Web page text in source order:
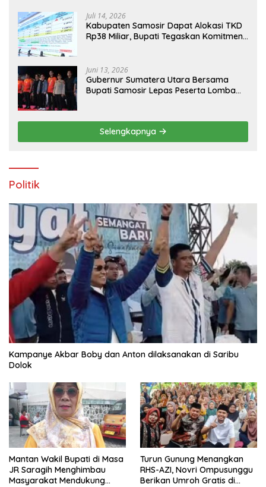
Juli 14, 2026
Kabupaten Samosir Dapat Alokasi TKD
Rp38 Miliar, Bupati Tegaskan Komitmen
Juni 13, 2026
Gubernur Sumatera Utara Bersama
Bupati Samosir Lepas Peserta Lomba
Selengkapnya
Politik
Kampanye Akbar Boby dan Anton dilaksanakan di Saribu
Dolok
Mantan Wakil Bupati di Masa
JR Saragih Menghimbau
Masyarakat Mendukung
Turun Gunung Menangkan
RHS-AZI, Novri Ompusunggu
Berikan Umroh Gratis di